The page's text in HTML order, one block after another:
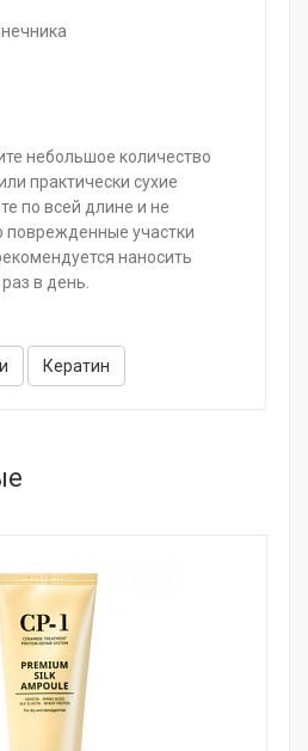
небольшое количество
практически сухие
по всей длине и не
поврежденные участки
наносить
в день.
Кератин